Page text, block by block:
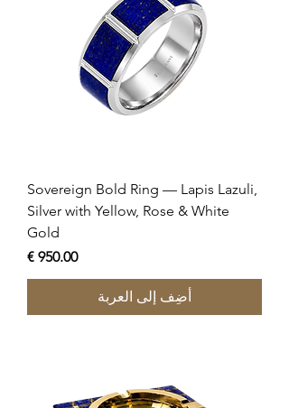
Sovereign Bold Ring — Lapis Lazuli,
Silver with Yellow, Rose & White
Gold
السعر
أضِف إلى العربة